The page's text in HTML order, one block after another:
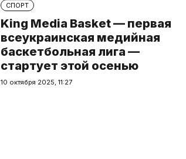
СПОРТ
King Media Basket — первая
всеукраинская медийная
баскетбольная лига —
стартует этой осенью
10 октября 2025, 11:27